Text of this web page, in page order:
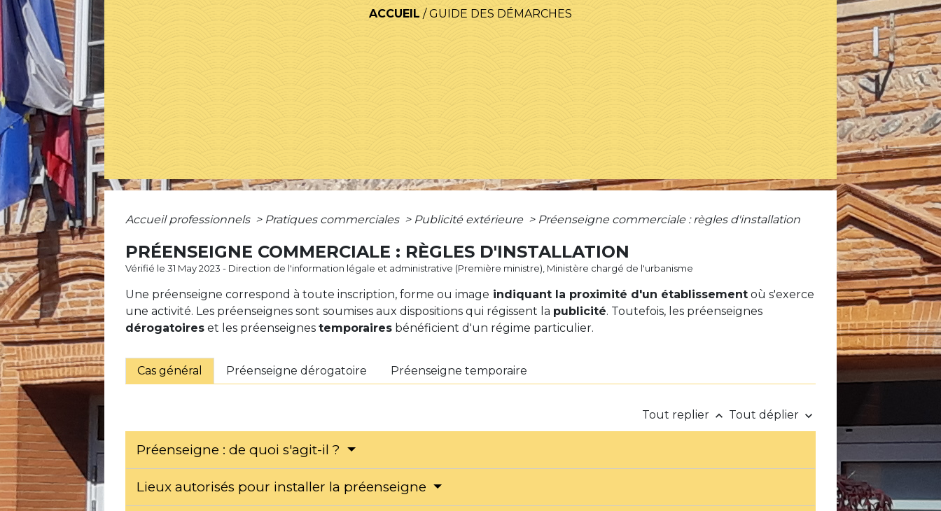
ACCUEIL /GUIDE DES DÉMARCHES
Accueil professionnels > Pratiques commerciales > Publicité extérieure > Préenseigne commerciale : règles d'installation
PRÉENSEIGNE COMMERCIALE : RÈGLES D'INSTALLATION
Vérifié le 31 May 2023 - Direction de l'information légale et administrative (Première ministre), Ministère chargé de l'urbanisme
Une préenseigne correspond à toute inscription, forme ou image indiquant la proximité d'un établissement où s'exerce
une activité. Les préenseignes sont soumises aux dispositions qui régissent la publicité. Toutefois, les préenseignes
dérogatoires et les préenseignestemporaires bénéficient d'un régime particulier.
Cas général Préenseigne dérogatoire Préenseigne temporaire
Tout replier keyboard_arrow_up Tout déplier keyboard_arrow_down
Préenseigne : de quoi s'agit-il ?
Lieux autorisés pour installer la préenseigne